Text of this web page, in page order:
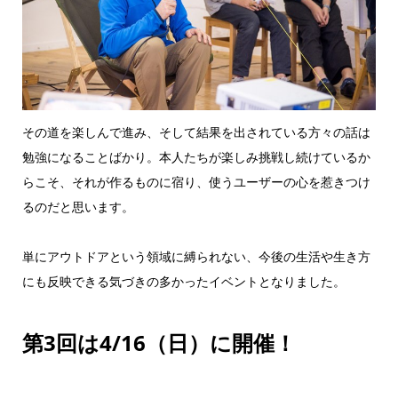
その道を楽しんで進み、そして結果を出されている方々の話は
勉強になることばかり。本人たちが楽しみ挑戦し続けているか
らこそ、それが作るものに宿り、使うユーザーの心を惹きつけ
るのだと思います。
単にアウトドアという領域に縛られない、今後の生活や生き方
にも反映できる気づきの多かったイベントとなりました。
第3回は4/16（日）に開催！